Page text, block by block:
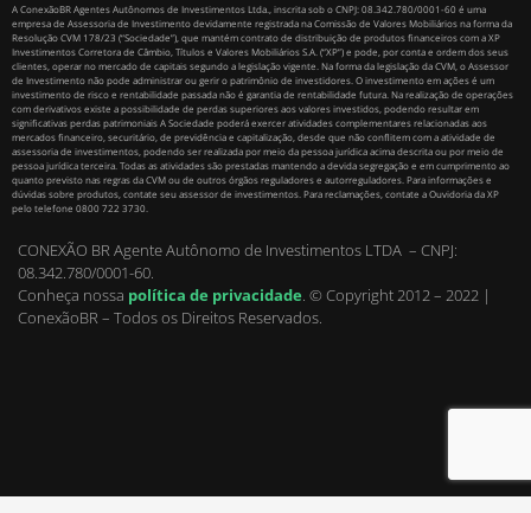
A ConexãoBR Agentes Autônomos de Investimentos Ltda., inscrita sob o CNPJ: 08.342.780/0001-60 é uma
empresa de Assessoria de Investimento devidamente registrada na Comissão de Valores Mobiliários na forma da
Resolução CVM 178/23 (“Sociedade”), que mantém contrato de distribuição de produtos financeiros com a XP
Investimentos Corretora de Câmbio, Títulos e Valores Mobiliários S.A. (“XP”) e pode, por conta e ordem dos seus
clientes, operar no mercado de capitais segundo a legislação vigente. Na forma da legislação da CVM, o Assessor
de Investimento não pode administrar ou gerir o patrimônio de investidores. O investimento em ações é um
investimento de risco e rentabilidade passada não é garantia de rentabilidade futura. Na realização de operações
com derivativos existe a possibilidade de perdas superiores aos valores investidos, podendo resultar em
significativas perdas patrimoniais A Sociedade poderá exercer atividades complementares relacionadas aos
mercados financeiro, securitário, de previdência e capitalização, desde que não conflitem com a atividade de
assessoria de investimentos, podendo ser realizada por meio da pessoa jurídica acima descrita ou por meio de
pessoa jurídica terceira. Todas as atividades são prestadas mantendo a devida segregação e em cumprimento ao
quanto previsto nas regras da CVM ou de outros órgãos reguladores e autorreguladores. Para informações e
dúvidas sobre produtos, contate seu assessor de investimentos. Para reclamações, contate a Ouvidoria da XP
pelo telefone 0800 722 3730.
CONEXÃO BR Agente Autônomo de Investimentos LTDA – CNPJ:
08.342.780/0001-60.
Conheça nossa política de privacidade. © Copyright 2012 – 2022 |
ConexãoBR – Todos os Direitos Reservados.